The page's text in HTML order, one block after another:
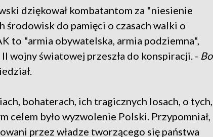
dziękował kombatantom za "niesienie
do pamięci o czasach walki o
to "armia obywatelska, armia podziemna",
wojny światowej przeszła do konspiracji. - Bo
bohaterach, ich tragicznych losach, o tych,
celem było wyzwolenie Polski. Przypomniał,
przez władze tworzącego się państwa